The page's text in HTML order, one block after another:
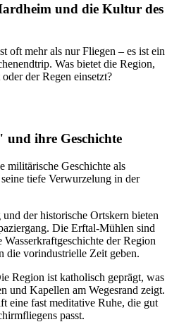
und die Kultur des
oft mehr als nur Fliegen – es ist ein
Was bietet die Region,
der Regen einsetzt?
ihre Geschichte
militärische Geschichte als
tiefe Verwurzelung in der
der historische Ortskern bieten
Die Erftal-Mühlen sind
der Region
die vorindustrielle Zeit geben.
Region ist katholisch geprägt, was
und Kapellen am Wegesrand zeigt.
eine fast meditative Ruhe, die gut
passt.